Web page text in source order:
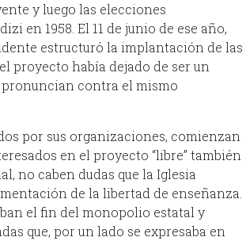
y luego las elecciones
en 1958. El 11 de junio de ese año,
estructuró la implantación de las
proyecto había dejado de ser un
contra el mismo
por sus organizaciones, comienzan
en el proyecto “libre” también
no caben dudas que la Iglesia
de la libertad de enseñanza.
el fin del monopolio estatal y
que, por un lado se expresaba en